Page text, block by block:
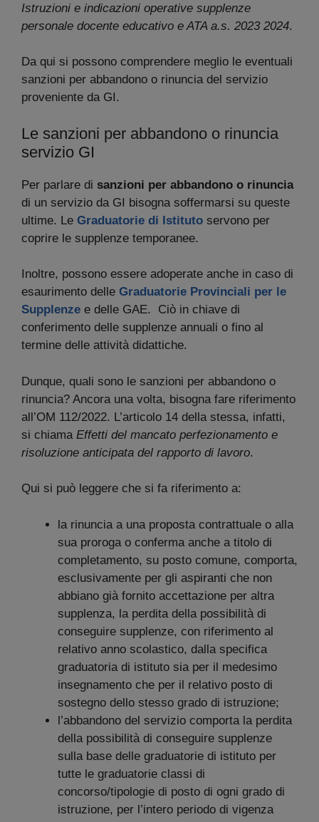
Istruzioni e indicazioni operative supplenze
personale docente educativo e ATA a.s. 2023 2024.
Da qui si possono comprendere meglio le eventuali
sanzioni per abbandono o rinuncia del servizio
proveniente da GI.
Le sanzioni per abbandono o rinuncia
servizio GI
Per parlare di sanzioni per abbandono o rinuncia
di un servizio da GI bisogna soffermarsi su queste
ultime. Le Graduatorie di Istituto servono per
coprire le supplenze temporanee.
Inoltre, possono essere adoperate anche in caso di
esaurimento delle Graduatorie Provinciali per le
Supplenze e delle GAE. Ciò in chiave di
conferimento delle supplenze annuali o fino al
termine delle attività didattiche.
Dunque, quali sono le sanzioni per abbandono o
rinuncia? Ancora una volta, bisogna fare riferimento
all’OM 112/2022. L’articolo 14 della stessa, infatti,
si chiama Effetti del mancato perfezionamento e
risoluzione anticipata del rapporto di lavoro.
Qui si può leggere che si fa riferimento a:
la rinuncia a una proposta contrattuale o alla
sua proroga o conferma anche a titolo di
completamento, su posto comune, comporta,
esclusivamente per gli aspiranti che non
abbiano già fornito accettazione per altra
supplenza, la perdita della possibilità di
conseguire supplenze, con riferimento al
relativo anno scolastico, dalla specifica
graduatoria di istituto sia per il medesimo
insegnamento che per il relativo posto di
sostegno dello stesso grado di istruzione;
l’abbandono del servizio comporta la perdita
della possibilità di conseguire supplenze
sulla base delle graduatorie di istituto per
tutte le graduatorie classi di
concorso/tipologie di posto di ogni grado di
istruzione, per l’intero periodo di vigenza